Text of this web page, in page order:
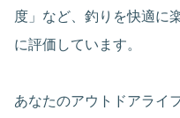
度」など、釣りを快適に
に評価しています。
あなたのアウトドアライ